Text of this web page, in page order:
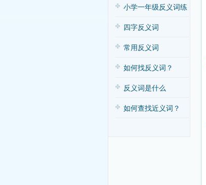
小学一年级反义词练
习
四字反义词
常用反义词
如何找反义词？
反义词是什么
如何查找近义词？